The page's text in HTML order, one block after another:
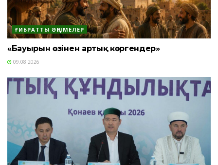
ҒИБРАТТЫ ӘҢГІМЕЛЕР
«Бауырын өзінен артық көргендер»
09.08.2026